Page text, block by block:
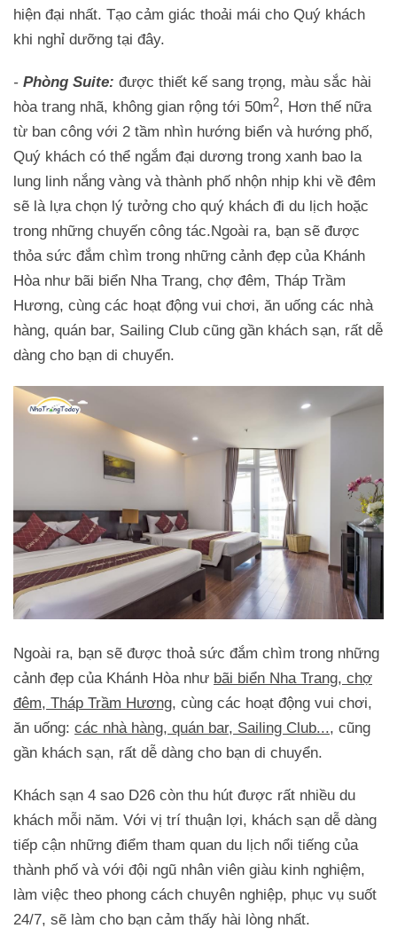
hiện đại nhất. Tạo cảm giác thoải mái cho Quý khách
khi nghỉ dưỡng tại đây.
- Phòng Suite: được thiết kế sang trọng, màu sắc hài
hòa trang nhã, không gian rộng tới 50m2, Hơn thế nữa
từ ban công với 2 tầm nhìn hướng biển và hướng phố,
Quý khách có thể ngắm đại dương trong xanh bao la
lung linh nắng vàng và thành phố nhộn nhịp khi về đêm
sẽ là lựa chọn lý tưởng cho quý khách đi du lịch hoặc
trong những chuyến công tác.Ngoài ra, bạn sẽ được
thỏa sức đắm chìm trong những cảnh đẹp của Khánh
Hòa như bãi biển Nha Trang, chợ đêm, Tháp Trầm
Hương, cùng các hoạt động vui chơi, ăn uống các nhà
hàng, quán bar, Sailing Club cũng gần khách sạn, rất dễ
dàng cho bạn di chuyển.
Ngoài ra, bạn sẽ được thoả sức đắm chìm trong những
cảnh đẹp của Khánh Hòa như bãi biển Nha Trang, chợ
đêm, Tháp Trầm Hương, cùng các hoạt động vui chơi,
ăn uống: các nhà hàng, quán bar, Sailing Club..., cũng
gần khách sạn, rất dễ dàng cho bạn di chuyển.
Khách sạn 4 sao D26 còn thu hút được rất nhiều du
khách mỗi năm. Với vị trí thuận lợi, khách sạn dễ dàng
tiếp cận những điểm tham quan du lịch nổi tiếng của
thành phố và với đội ngũ nhân viên giàu kinh nghiệm,
làm việc theo phong cách chuyên nghiệp, phục vụ suốt
24/7, sẽ làm cho bạn cảm thấy hài lòng nhất.